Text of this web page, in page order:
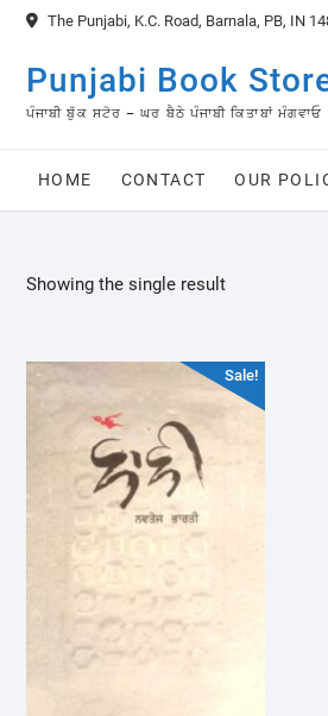
Skip
content
The Punjabi, K.C. Road, Barnala, PB, IN
Punjabi Book
ਪੰਜਾਬੀ ਬੁੱਕ ਸਟੋਰ – ਘਰ ਬੈਠੇ ਪੰਜਾਬੀ ਕਿਤਾਬਾਂ ਮੰਗਵਾਓ
HOME CONTACT OUR
Showing the single result
Sale!